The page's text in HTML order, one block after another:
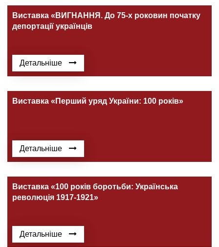
Виставка «ВИГНАННЯ. До 75-х роковин початку
депортації українців
Детальніше
Виставка «Перший уряд України: 100 років»
Детальніше
Виставка «100 років боротьби: Українська
революція 1917-1921»
Детальніше